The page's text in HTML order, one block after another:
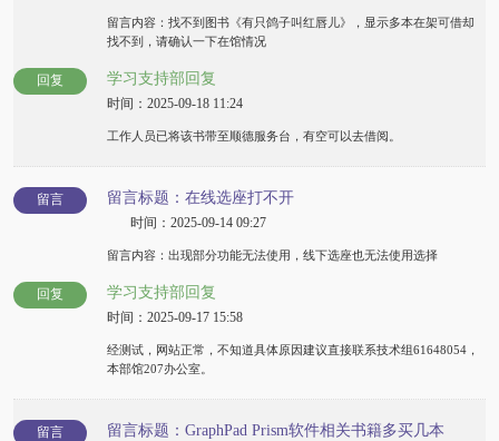
留言内容：找不到图书《有只鸽子叫红唇儿》，显示多本在架可借却
找不到，请确认一下在馆情况
回复 学习支持部回复
时间：2025-09-18 11:24
工作人员已将该书带至顺德服务台，有空可以去借阅。
留言 留言标题：在线选座打不开
时间：2025-09-14 09:27
留言内容：出现部分功能无法使用，线下选座也无法使用选择
回复 学习支持部回复
时间：2025-09-17 15:58
经测试，网站正常，不知道具体原因建议直接联系技术组61648054，
本部馆207办公室。
留言 留言标题：GraphPad Prism软件相关书籍多买几本